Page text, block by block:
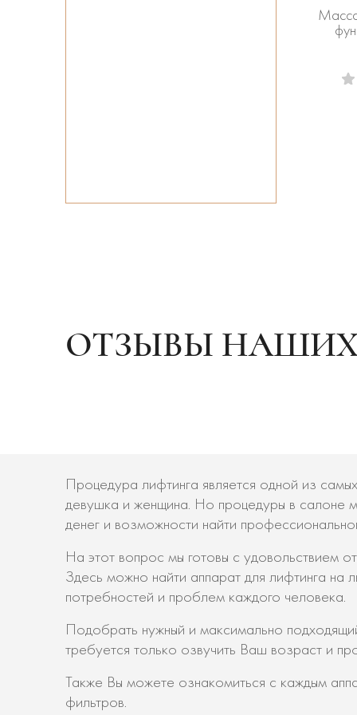
ОТЗЫВЫ
Процедура лифтинга является одной из
девушка и женщина. Но процедуры в салоне
денег и возможности найти
На этот вопрос мы готовы с удовольствием
Здесь можно найти аппарат для лифтинга
потребностей и проблем каждого человека.
Подобрать нужный и максимально
требуется только озвучить Ваш возраст и
Также Вы можете ознакомиться с каждым
фильтров.